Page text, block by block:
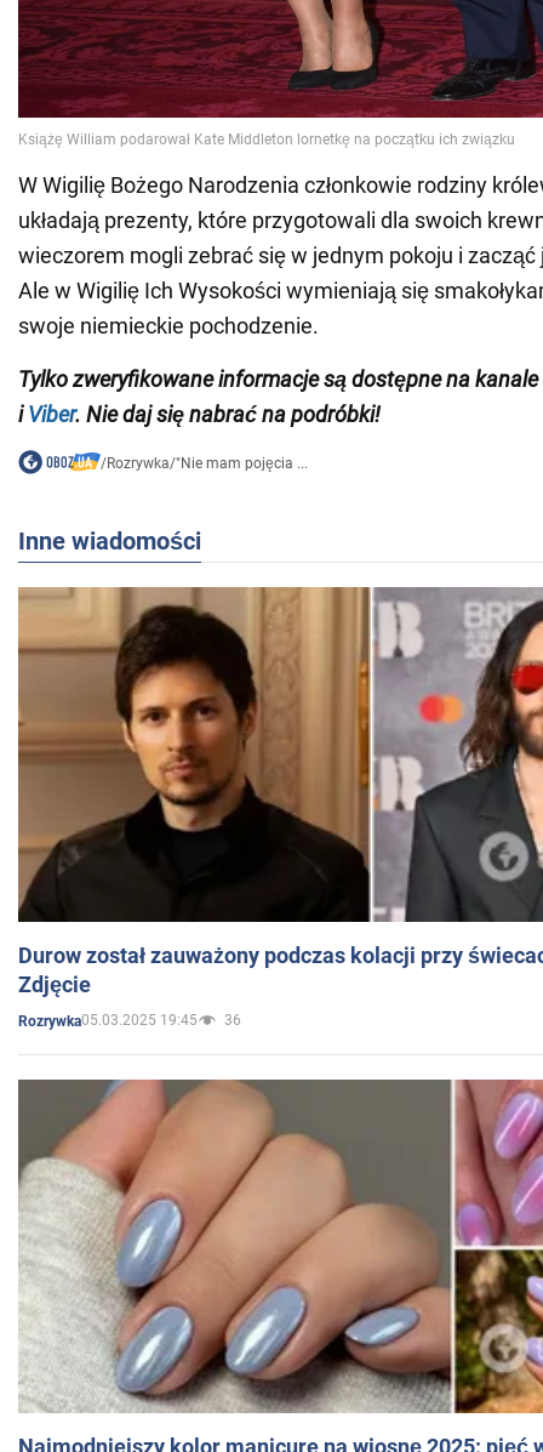
W Wigilię Bożego Narodzenia członkowie rodziny
układają prezenty, które przygotowali dla swoich
wieczorem mogli zebrać się w jednym pokoju i
Ale w Wigilię Ich Wysokości wymieniają się
swoje niemieckie pochodzenie.
Tylkozweryfikowane informacje są dostępnena kanale
iViber. Nie daj się nabrać na podróbki!
/Rozrywka/"Nie mam pojęcia ...
Inne wiadomości
Durow został zauważony podczas kolacji przy
Zdjęcie
Rozrywka05.03.2025 19:45 36
Najmodniejszy kolor manicure na wiosnę 2025: pięć